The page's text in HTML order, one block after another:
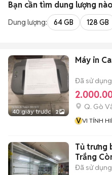
Bạn cần tìm dung lượng
Dung lượng: 64 GB 128 GB
40 giây trước 2
Máy in
Đã sử dụng
Q. Gò
VVI TÍNH
Tủ trưng
Trắng
Đã sử dụng